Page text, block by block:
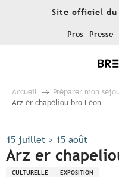
Site officiel du
Pros Presse
Accueil Préparer mon
Arz er chapeliou bro Leon
15 juillet > 15 août
Arz er
CULTURELLE EXPOSITION